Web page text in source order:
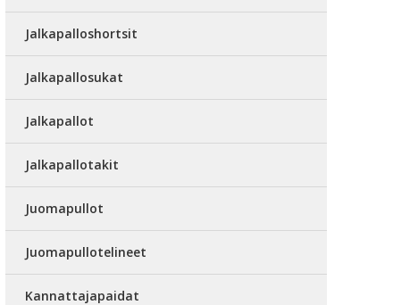
Jalkapalloshortsit
Jalkapallosukat
Jalkapallot
Jalkapallotakit
Juomapullot
Juomapullotelineet
Kannattajapaidat